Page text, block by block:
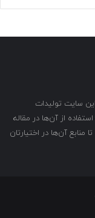
سایت تولیدات
از آن‌ها در مقاله
آن‌ها در اختیارتان